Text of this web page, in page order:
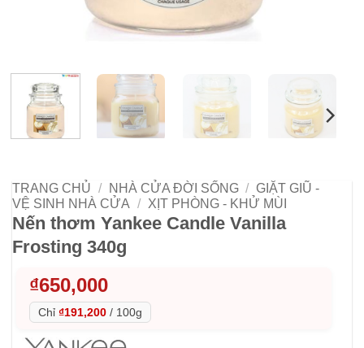
TRANG CHỦ / NHÀ CỬA ĐỜI SỐNG / GIẶT GIŨ -
VỆ SINH NHÀ CỬA / XỊT PHÒNG - KHỬ MÙI
Nến thơm Yankee Candle Vanilla
Frosting 340g
₫650,000
Chỉ ₫191,200 / 100g